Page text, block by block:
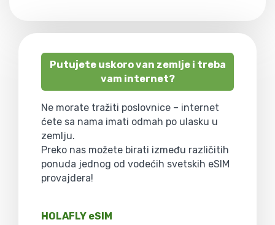
Putujete uskoro van zemlje i treba
vam internet?
Ne morate tražiti poslovnice – internet
ćete sa nama imati odmah po ulasku u
zemlju.
Preko nas možete birati između različitih
ponuda jednog od vodećih svetskih eSIM
provajdera!
HOLAFLY eSIM